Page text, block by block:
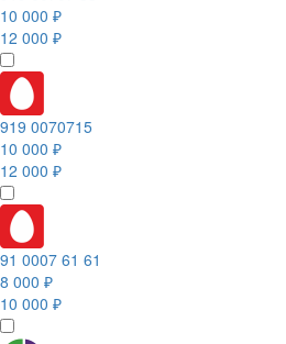
10 000 ₽
12 000 ₽
919 0070715
10 000 ₽
12 000 ₽
91 0007 61 61
8 000 ₽
10 000 ₽